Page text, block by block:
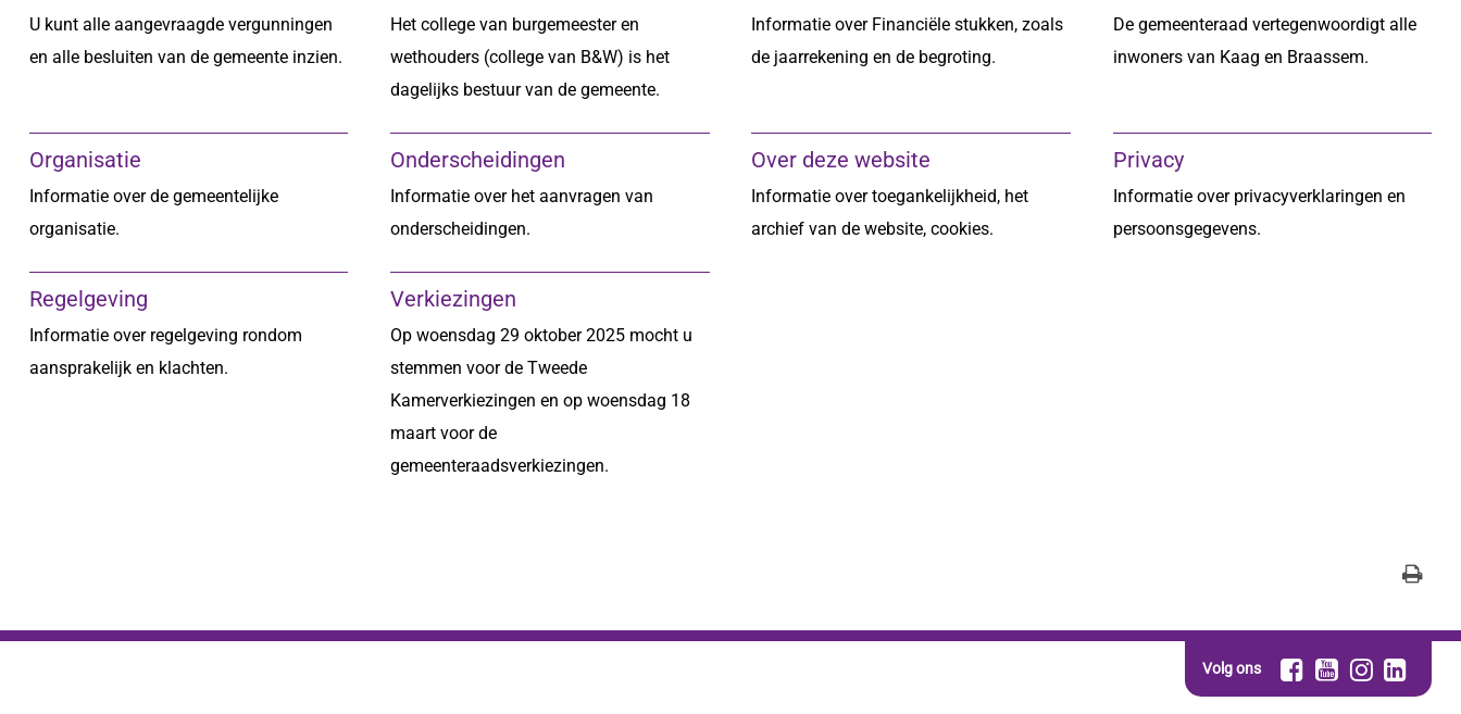
U kunt alle aangevraagde vergunningen
en alle besluiten van de gemeente inzien.
Het college van burgemeester en
wethouders (college van B&W) is het
dagelijks bestuur van de gemeente.
Informatie over Financiële stukken, zoals
de jaarrekening en de begroting.
De gemeenteraad vertegenwoordigt alle
inwoners van Kaag en Braassem.
Organisatie
Informatie over de gemeentelijke
organisatie.
Onderscheidingen
Informatie over het aanvragen van
onderscheidingen.
Over deze website
Informatie over toegankelijkheid, het
archief van de website, cookies.
Privacy
Informatie over privacyverklaringen en
persoonsgegevens.
Regelgeving
Informatie over regelgeving rondom
aansprakelijk en klachten.
Verkiezingen
Op woensdag 29 oktober 2025 mocht u
stemmen voor de Tweede
Kamerverkiezingen en op woensdag 18
maart voor de
gemeenteraadsverkiezingen.
Volg ons